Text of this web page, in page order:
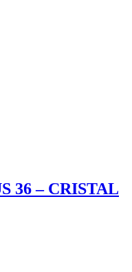
36 – CRISTAL